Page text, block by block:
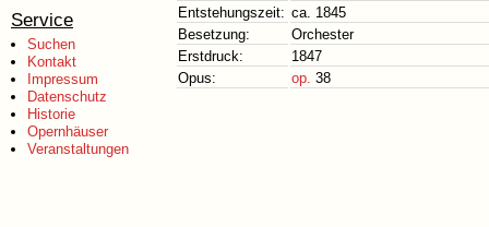
Service
Suchen
Kontakt
Impressum
Datenschutz
Historie
Opernhäuser
Veranstaltungen
Entstehungszeit: ca. 1845
Besetzung:
Orchester
Erstdruck:
1847
Opus:
op. 38